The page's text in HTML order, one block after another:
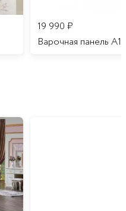
19 990 ₽
Варочная панель A16